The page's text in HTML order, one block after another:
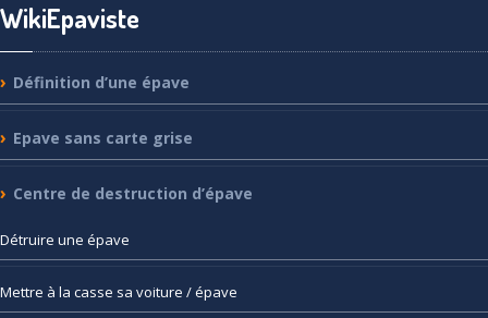
WikiEpaviste
Définition d’une épave
Epave sans carte grise
Centre de destruction d’épave
Détruire une épave
Mettre à la casse sa voiture / épave